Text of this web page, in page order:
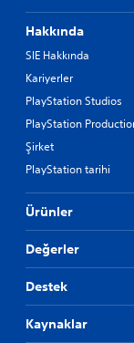
Hakkında
SIE Hakkında
Kariyerler
PlayStation Studios
PlayStation
Şirket
PlayStation tarihi
Ürünler
Değerler
Destek
Kaynaklar